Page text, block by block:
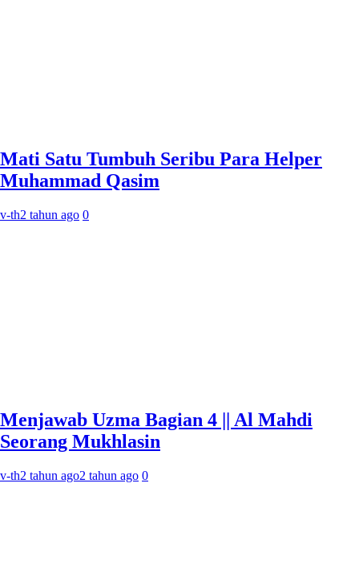
Mati Satu Tumbuh Seribu Para Helper
Muhammad Qasim
v-th2 tahun ago 0
Menjawab Uzma Bagian 4 || Al Mahdi
Seorang Mukhlasin
v-th2 tahun ago2 tahun ago 0